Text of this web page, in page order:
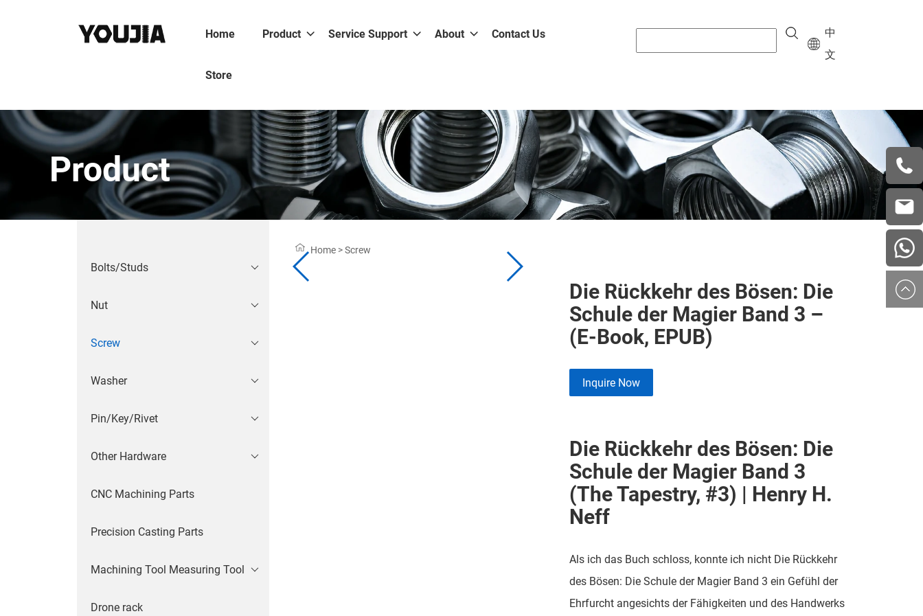
Home Product Service Support About Contact Us
Store
中
文
Product
Bolts/Studs
Nut
Screw
Washer
Pin/Key/Rivet
Other Hardware
CNC Machining Parts
Precision Casting Parts
Machining Tool Measuring Tool
Drone rack
Home>Screw
Die Rückkehr des Bösen: Die
Schule der Magier Band 3 –
(E-Book, EPUB)
Inquire Now
Die Rückkehr des Bösen: Die
Schule der Magier Band 3
(The Tapestry, #3) | Henry H.
Neff
Als ich das Buch schloss, konnte ich nicht Die Rückkehr
des Bösen: Die Schule der Magier Band 3 ein Gefühl der
Ehrfurcht angesichts der Fähigkeiten und des Handwerks